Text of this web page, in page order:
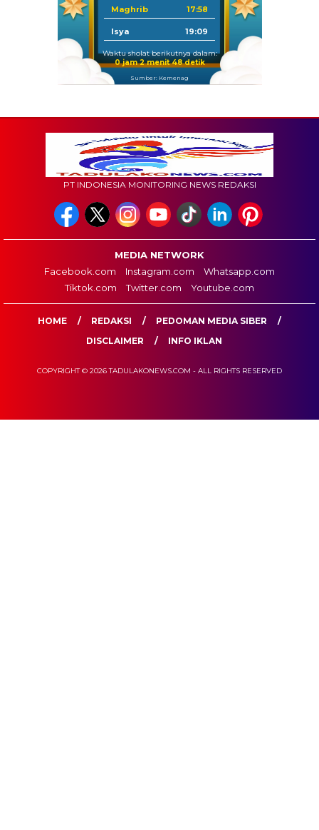
Maghrib 17:58
Isya 19:09
Waktu sholat berikutnya dalam:
0 jam 2 menit 47 detik
Sumber: Kemenag
PT INDONESIA MONITORING NEWS REDAKSI
MEDIA NETWORK
Facebook.com
Instagram.com
Whatsapp.com
Tiktok.com
Twitter.com Youtube.com
HOME REDAKSI
PEDOMAN MEDIA SIBER
DISCLAIMER
INFO IKLAN
COPYRIGHT © 2026 TADULAKONEWS.COM - ALL RIGHTS RESERVED